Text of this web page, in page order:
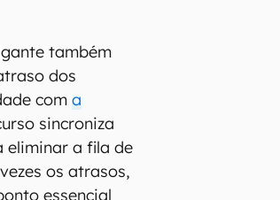
também
dos
coma
sincroniza
eliminar a fila de
os atrasos,
essencial